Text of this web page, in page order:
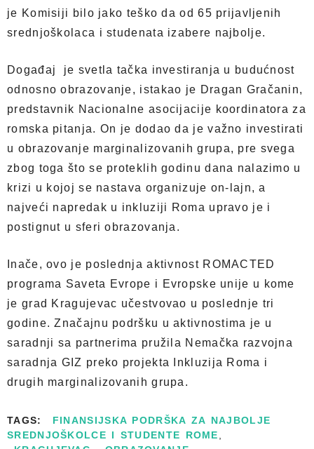
je Komisiji bilo jako teško da od 65 prijavljenih
srednjoškolaca i studenata izabere najbolje.
Događaj je svetla tačka investiranja u budućnost
odnosno obrazovanje, istakao je Dragan Gračanin,
predstavnik Nacionalne asocijacije koordinatora za
romska pitanja. On je dodao da je važno investirati
u obrazovanje marginalizovanih grupa, pre svega
zbog toga što se proteklih godinu dana nalazimo u
krizi u kojoj se nastava organizuje on-lajn, a
najveći napredak u inkluziji Roma upravo je i
postignut u sferi obrazovanja.
Inače, ovo je poslednja aktivnost ROMACTED
programa Saveta Evrope i Evropske unije u kome
je grad Kragujevac učestvovao u poslednje tri
godine. Značajnu podršku u aktivnostima je u
saradnji sa partnerima pružila Nemačka razvojna
saradnja GIZ preko projekta Inkluzija Roma i
drugih marginalizovanih grupa.
TAGS:
FINANSIJSKA PODRŠKA ZA NAJBOLJE
SREDNJOŠKOLCE I STUDENTE ROME